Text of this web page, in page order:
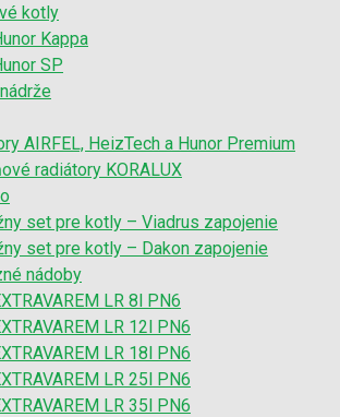
kotly
Kappa
SP
AIRFEL, HeizTech a Hunor Premium
radiátory KORALUX
set pre kotly – Viadrus zapojenie
set pre kotly – Dakon zapojenie
nádoby
LR 8l PN6
LR 12l PN6
LR 18l PN6
LR 25l PN6
LR 35l PN6